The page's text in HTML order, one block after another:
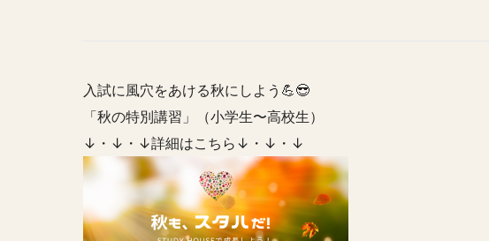
入試に風穴をあける秋にしよう💪😎
「秋の特別講習」（小学生〜高校生）
↓・↓・↓詳細はこちら↓・↓・↓